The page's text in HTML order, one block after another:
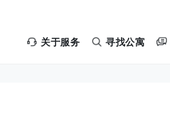
关于服务 寻找公寓